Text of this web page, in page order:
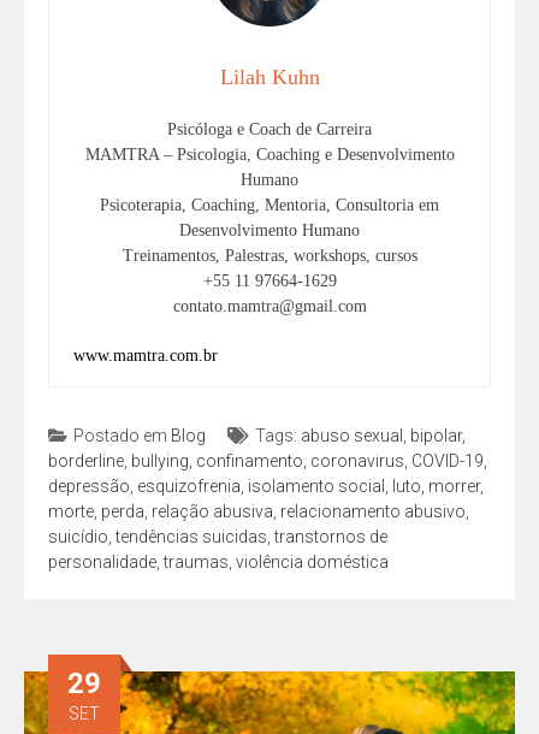
Lilah Kuhn
Psicóloga e Coach de Carreira
MAMTRA – Psicologia, Coaching e Desenvolvimento
Humano
Psicoterapia, Coaching, Mentoria, Consultoria em
Desenvolvimento Humano
Treinamentos, Palestras, workshops, cursos
+55 11 97664-1629
contato.mamtra@gmail.com
www.mamtra.com.br
Postado em Blog Tags: abuso sexual bipolar,
borderline bullying confinamento coronavirus COVID-19
depressão esquizofrenia isolamento social luto morrer,
morte perda relação abusiva relacionamento abusivo
suicídio ,tendências suicidas ,transtornos de
personalidade ,traumas violência doméstica
29
SET